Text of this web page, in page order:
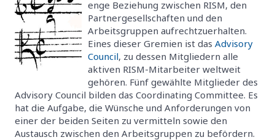
enge Beziehung zwischen RISM, den
Partnergesellschaften und den
Arbeitsgruppen aufrechtzuerhalten.
Eines dieser Gremien ist das Advisory
Council, zu dessen Mitgliedern alle
aktiven RISM-Mitarbeiter weltweit
gehören. Fünf gewählte Mitglieder des
Advisory Council bilden das Coordinating Committee. Es
hat die Aufgabe, die Wünsche und Anforderungen von
einer der beiden Seiten zu vermitteln sowie den
Austausch zwischen den Arbeitsgruppen zu befördern.